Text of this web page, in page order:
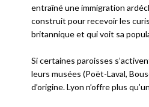
entraîné une immigration
construit pour recevoir les
britannique et qui voit sa
Si certaines paroisses
leurs musées (Poët-Laval,
d’origine. Lyon n’offre plus